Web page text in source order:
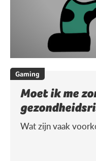
Gaming
Moet ik me
Wat zijn vaak